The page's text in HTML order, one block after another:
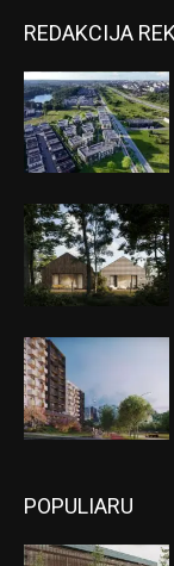
REDAKCIJA
POPULIARU